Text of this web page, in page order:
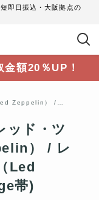
即日振込・大阪拠点の
額20％UP！
【レコード買取価格】レッド・ツェッペリン（Led Zeppelin） / レッド・ツェッペリン II（Led Zeppelin II） (Rock Age帯)
ッド・ツ
） / レ
Led
帯)